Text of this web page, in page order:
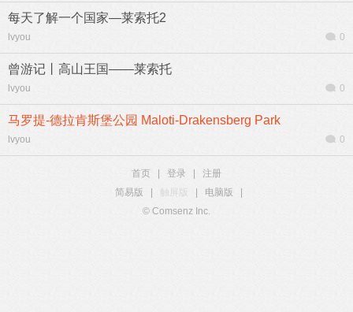
每天了解一个国家—莱索托2
lvyou 0
曾游记丨高山王国——莱索托
lvyou 0
马罗提-德拉肯斯堡公园 Maloti-Drakensberg Park
lvyou 0
首页 登录
注册
简易版
触屏版 电脑版
© Comsenz Inc.